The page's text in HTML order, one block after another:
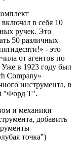
в себя 10
ручек. Это
50 различных
- это
от агентов по
Уже в 1923 году был
Company»
инструмента, в
"Форд Т".
и механики
добавить
точка")